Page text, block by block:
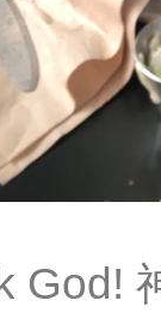
God!